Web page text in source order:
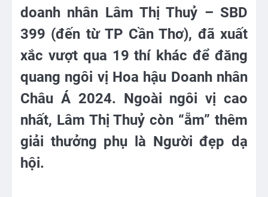
doanh nhân Lâm Thị Thuỷ – SBD
399 (đến từ TP Cần Thơ), đã xuất
xắc vượt qua 19 thí khác để đăng
quang ngôi vị Hoa hậu Doanh nhân
Châu Á 2024. Ngoài ngôi vị cao
nhất, Lâm Thị Thuỷ còn “ẵm” thêm
giải thưởng phụ là Người đẹp dạ
hội.